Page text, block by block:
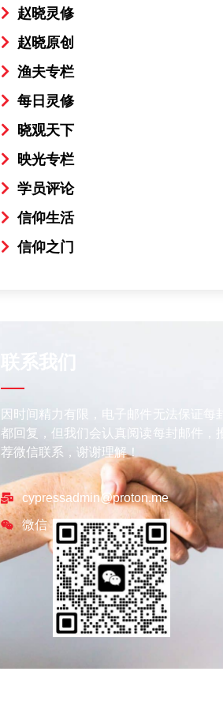
赵晓灵修
赵晓原创
渔夫专栏
每日灵修
晓观天下
映光专栏
学员评论
信仰生活
信仰之门
因时间精力有限，电子邮件无法保证每封
都回复，但我们会认真阅读每封邮件，推
荐微信联系，谢谢理解！
cypressadmin@proton.me
微信